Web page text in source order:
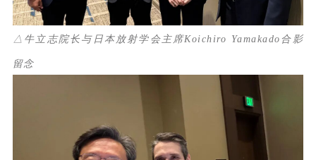
△牛立志院长与日本放射学会主席Koichiro Yamakado合影
留念